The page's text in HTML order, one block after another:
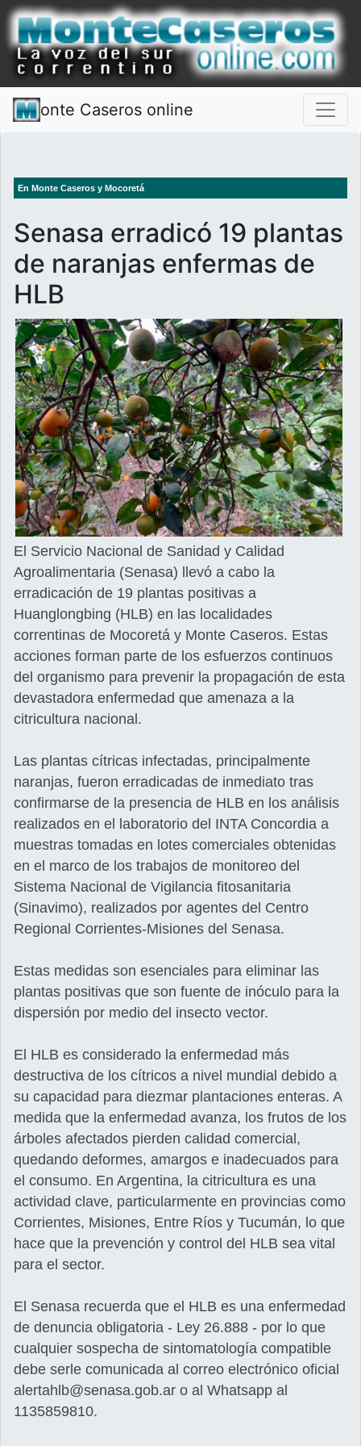
onte Caseros online
En Monte Caseros y Mocoretá
Senasa erradicó 19 plantas
de naranjas enfermas de
HLB
El Servicio Nacional de Sanidad y Calidad
Agroalimentaria (Senasa) llevó a cabo la
erradicación de 19 plantas positivas a
Huanglongbing (HLB) en las localidades
correntinas de Mocoretá y Monte Caseros. Estas
acciones forman parte de los esfuerzos continuos
del organismo para prevenir la propagación de esta
devastadora enfermedad que amenaza a la
citricultura nacional.
Las plantas cítricas infectadas, principalmente
naranjas, fueron erradicadas de inmediato tras
confirmarse de la presencia de HLB en los análisis
realizados en el laboratorio del INTA Concordia a
muestras tomadas en lotes comerciales obtenidas
en el marco de los trabajos de monitoreo del
Sistema Nacional de Vigilancia fitosanitaria
(Sinavimo), realizados por agentes del Centro
Regional Corrientes-Misiones del Senasa.
Estas medidas son esenciales para eliminar las
plantas positivas que son fuente de inóculo para la
dispersión por medio del insecto vector.
El HLB es considerado la enfermedad más
destructiva de los cítricos a nivel mundial debido a
su capacidad para diezmar plantaciones enteras. A
medida que la enfermedad avanza, los frutos de los
árboles afectados pierden calidad comercial,
quedando deformes, amargos e inadecuados para
el consumo. En Argentina, la citricultura es una
actividad clave, particularmente en provincias como
Corrientes, Misiones, Entre Ríos y Tucumán, lo que
hace que la prevención y control del HLB sea vital
para el sector.
El Senasa recuerda que el HLB es una enfermedad
de denuncia obligatoria - Ley 26.888 - por lo que
cualquier sospecha de sintomatología compatible
debe serle comunicada al correo electrónico oficial
alertahlb@senasa.gob.ar o al Whatsapp al
1135859810.